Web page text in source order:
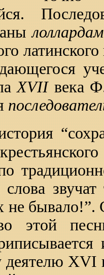
XVII века
слова
не бывало!”.
этой
деятелю XVI